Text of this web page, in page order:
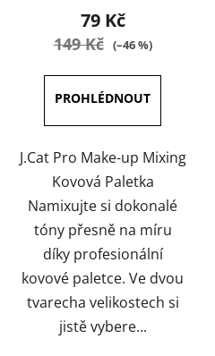
79 Kč
149 Kč (–46 %)
J.Cat Pro Make-up Mixing
Kovová Paletka
Namixujte si dokonalé
tóny přesně na míru
díky profesionální
kovové paletce. Ve dvou
tvarecha velikostech si
jistě vybere...